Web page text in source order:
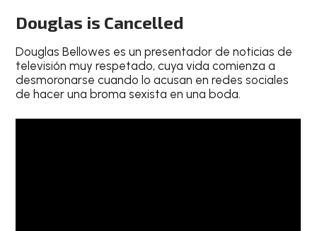
Douglas is Cancelled
Douglas Bellowes es un presentador de noticias de
televisión muy respetado, cuya vida comienza a
desmoronarse cuando lo acusan en redes sociales
de hacer una broma sexista en una boda.